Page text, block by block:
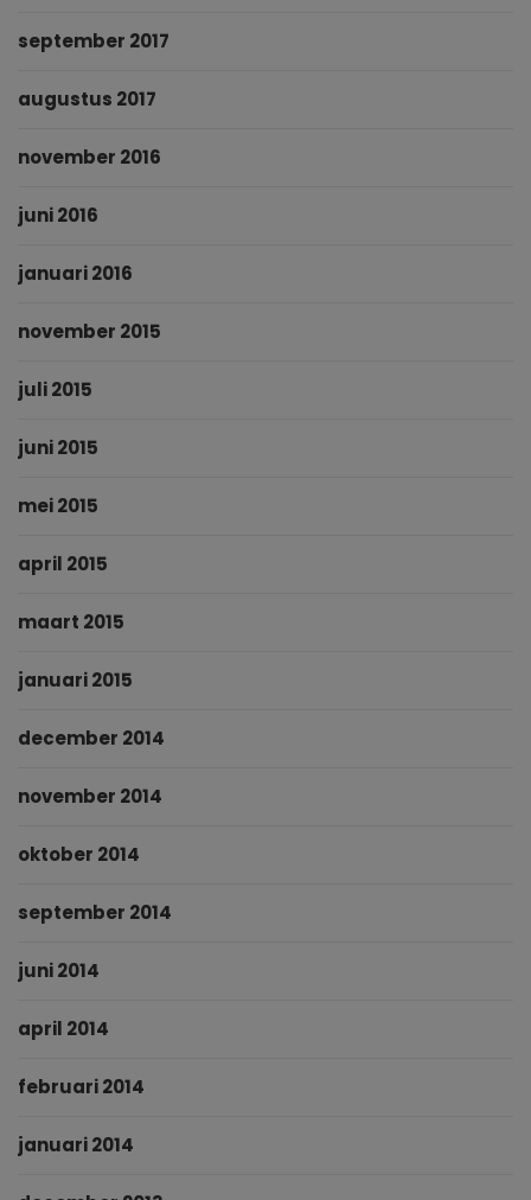
september 2017
augustus 2017
november 2016
juni 2016
januari 2016
november 2015
juli 2015
juni 2015
mei 2015
april 2015
maart 2015
januari 2015
december 2014
november 2014
oktober 2014
september 2014
juni 2014
april 2014
februari 2014
januari 2014